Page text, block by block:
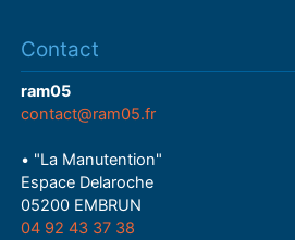
Contact
ram05
contact@ram05.fr
• "La Manutention"
Espace Delaroche
05200 EMBRUN
04 92 43 37 38